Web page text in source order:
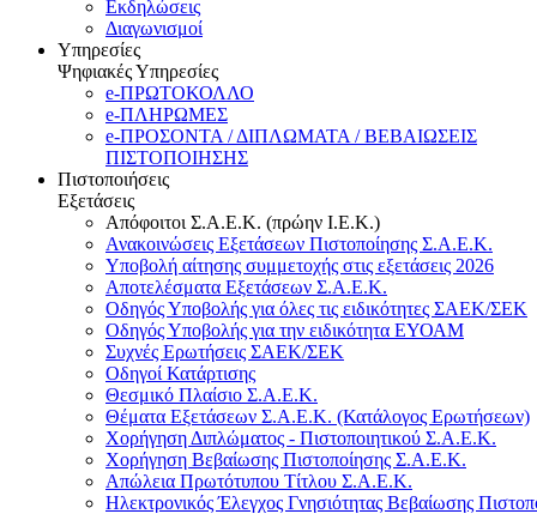
Εκδηλώσεις
Διαγωνισμοί
Υπηρεσίες
Ψηφιακές Υπηρεσίες
e-ΠΡΩΤΟΚΟΛΛΟ
e-ΠΛΗΡΩΜΕΣ
e-ΠΡΟΣΟΝΤΑ / ΔΙΠΛΩΜΑΤΑ / ΒΕΒΑΙΩΣΕΙΣ
ΠΙΣΤΟΠΟΙΗΣΗΣ
Πιστοποιήσεις
Εξετάσεις
Απόφοιτοι Σ.Α.Ε.Κ. (πρώην Ι.Ε.Κ.)
Ανακοινώσεις Εξετάσεων Πιστοποίησης Σ.Α.Ε.Κ.
Υποβολή αίτησης συμμετοχής στις εξετάσεις 2026
Αποτελέσματα Εξετάσεων Σ.Α.Ε.Κ.
Οδηγός Υποβολής για όλες τις ειδικότητες ΣΑΕΚ/ΣΕΚ
Οδηγός Υποβολής για την ειδικότητα ΕΥΟΑΜ
Συχνές Ερωτήσεις ΣΑΕΚ/ΣΕΚ
Οδηγοί Κατάρτισης
Θεσμικό Πλαίσιο Σ.Α.Ε.Κ.
Θέματα Εξετάσεων Σ.Α.Ε.Κ. (Κατάλογος Ερωτήσεων)
Χορήγηση Διπλώματος - Πιστοποιητικού Σ.Α.Ε.Κ.
Χορήγηση Βεβαίωσης Πιστοποίησης Σ.Α.Ε.Κ.
Απώλεια Πρωτότυπου Τίτλου Σ.Α.Ε.Κ.
Ηλεκτρονικός Έλεγχος Γνησιότητας Βεβαίωσης